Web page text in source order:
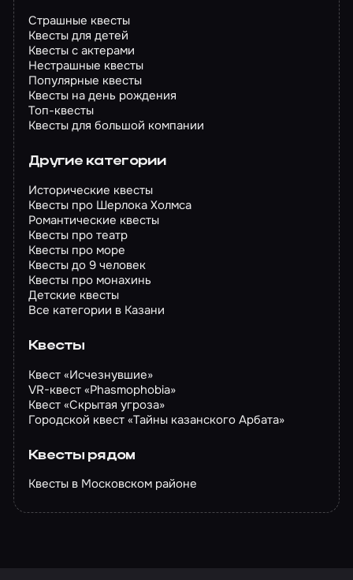
Страшные квесты
Квесты для детей
Квесты с актерами
Нестрашные квесты
Популярные квесты
Квесты на день рождения
Топ-квесты
Квесты для большой компании
Другие категории
Исторические квесты
Квесты про Шерлока Холмса
Романтические квесты
Квесты про театр
Квесты про море
Квесты до 9 человек
Квесты про монахинь
Детские квесты
Все категории в Казани
Квесты
Квест «Исчезнувшие»
VR-квест «Phasmophobia»
Квест «Скрытая угроза»
Городской квест «Тайны казанского Арбата»
Квесты рядом
Квесты в Московском районе